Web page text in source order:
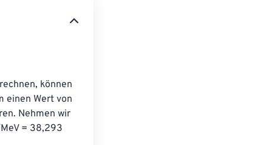
können
einen Wert von
Nehmen wir
= 38,293